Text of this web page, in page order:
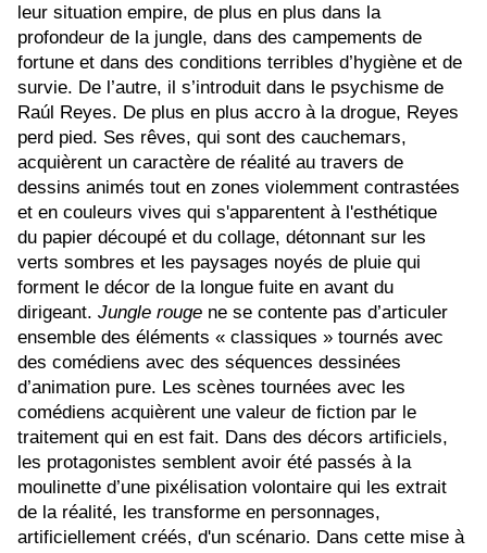
leur situation empire, de plus en plus dans la
profondeur de la jungle, dans des campements de
fortune et dans des conditions terribles d’hygiène et de
survie. De l’autre, il s’introduit dans le psychisme de
Raúl Reyes. De plus en plus accro à la drogue, Reyes
perd pied. Ses rêves, qui sont des cauchemars,
acquièrent un caractère de réalité au travers de
dessins animés tout en zones violemment contrastées
et en couleurs vives qui s'apparentent à l'esthétique
du papier découpé et du collage, détonnant sur les
verts sombres et les paysages noyés de pluie qui
forment le décor de la longue fuite en avant du
dirigeant. Jungle rouge ne se contente pas d’articuler
ensemble des éléments « classiques » tournés avec
des comédiens avec des séquences dessinées
d’animation pure. Les scènes tournées avec les
comédiens acquièrent une valeur de fiction par le
traitement qui en est fait. Dans des décors artificiels,
les protagonistes semblent avoir été passés à la
moulinette d’une pixélisation volontaire qui les extrait
de la réalité, les transforme en personnages,
artificiellement créés, d'un scénario. Dans cette mise à